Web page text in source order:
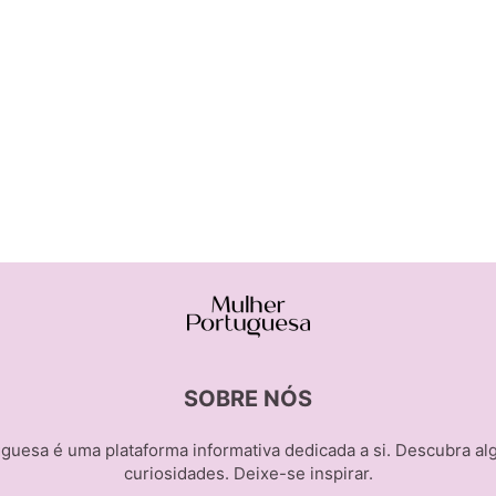
SOBRE NÓS
é uma plataforma informativa dedicada a si. Descubra
curiosidades. Deixe-se inspirar.